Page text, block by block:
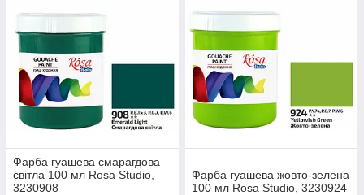
Фарба гуашева смарагдова
світла 100 мл Rosa Studio,
3230908
Фарба гуашева жовто-зелена
100 мл Rosa Studio, 3230924